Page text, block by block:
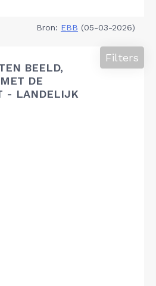
Bron: EBB (05-03-2026)
BEELD,
DE
- LANDELIJK
Filters